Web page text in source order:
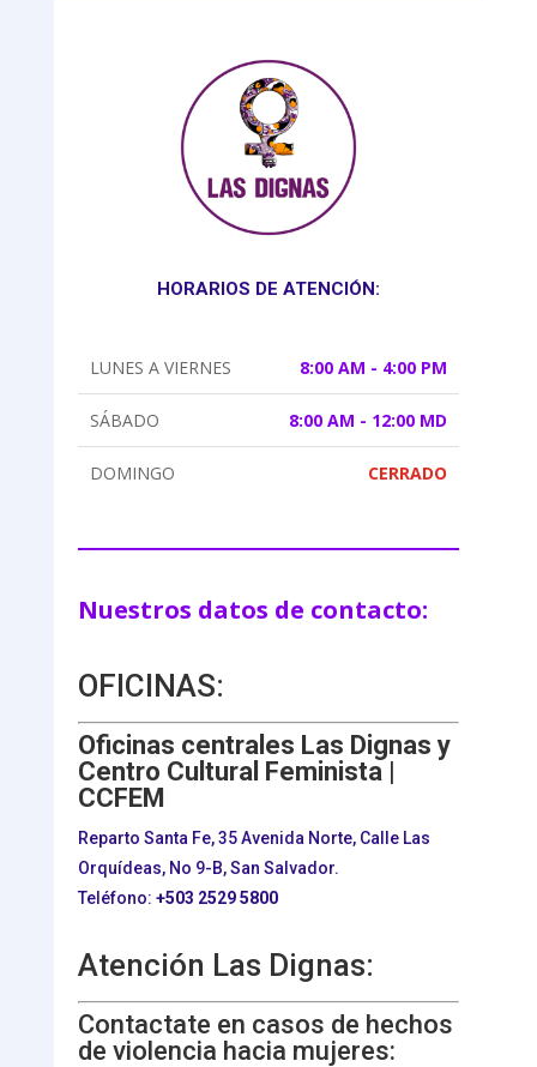
HORARIOS DE ATENCIÓN:
LUNES A VIERNES 8:00 AM - 4:00 PM
SÁBADO 8:00 AM - 12:00 MD
DOMINGO CERRADO
Nuestros datos de contacto:
OFICINAS:
Oficinas centrales Las Dignas y
Centro Cultural Feminista |
CCFEM
Reparto Santa Fe, 35 Avenida Norte, Calle Las
Orquídeas, No 9-B, San Salvador.
Teléfono: +503 2529 5800
Atención Las Dignas:
Contactate en casos de hechos
de violencia hacia mujeres: